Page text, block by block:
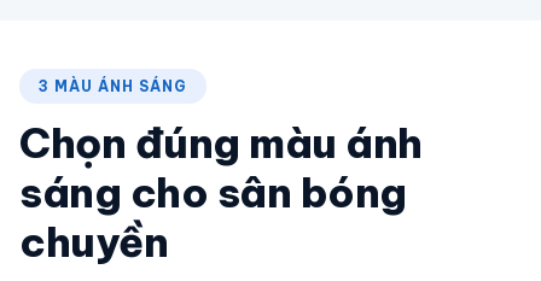
3 MÀU ÁNH SÁNG
Chọn đúng màu ánh
sáng cho sân bóng
chuyền